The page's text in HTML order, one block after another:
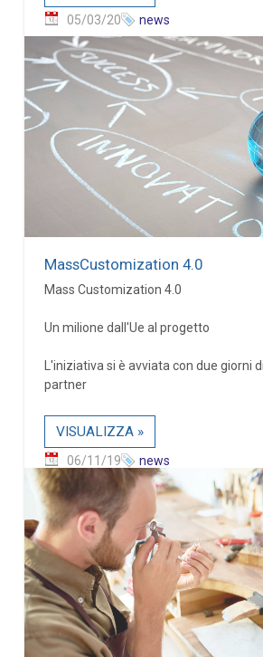
05/03/20 news
MassCustomization 4.0
Mass Customization 4.0
Un milione dall'Ue al progetto
L'iniziativa si è avviata con due giorni
partner
VISUALIZZA »
06/11/19 news